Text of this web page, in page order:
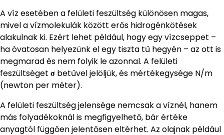
A víz esetében a felületi feszültség különösen magas,
mivel a vízmolekulák között erős hidrogénkötések
alakulnak ki. Ezért lehet például, hogy egy vízcseppet –
ha óvatosan helyezünk el egy tiszta tű hegyén – az ott is
megmarad és nem folyik le azonnal. A felületi
feszültséget σ betűvel jelöljük, és mértékegysége N/m
(newton per méter).
A felületi feszültség jelensége nemcsak a víznél, hanem
más folyadékoknál is megfigyelhető, bár értéke
anyagtól függően jelentősen eltérhet. Az olajnak például